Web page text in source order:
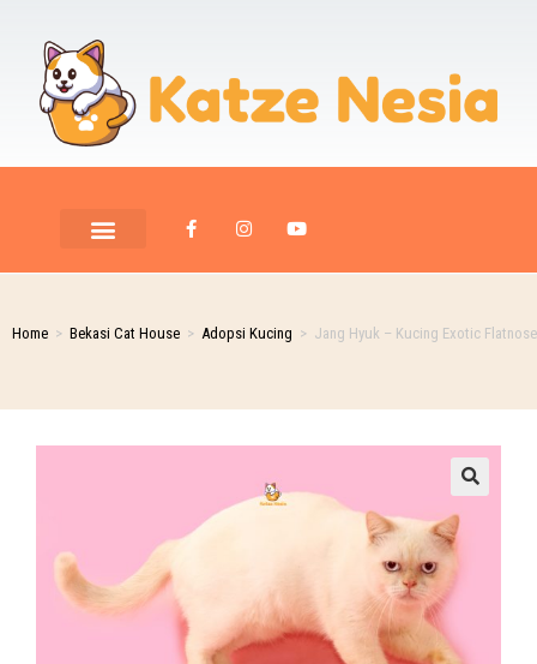
Home > Bekasi Cat House > Adopsi Kucing > Jang Hyuk – Kucing Exotic